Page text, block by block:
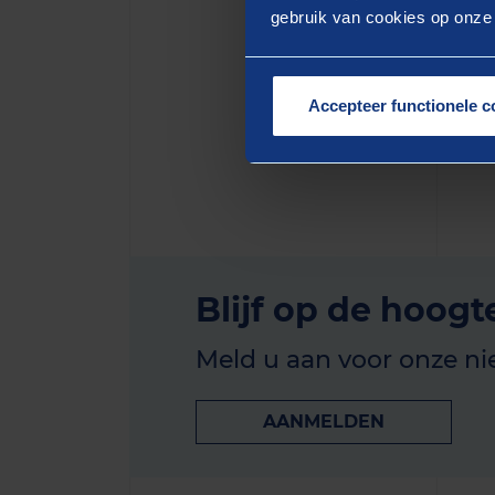
gebruik van cookies op
Accepteer functionele
Yarado
Blijf op de
Meld u aan voor onze
AANMELDEN